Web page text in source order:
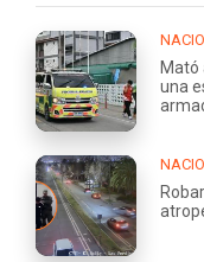
Mató
una